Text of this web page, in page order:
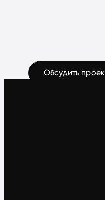
Обсудить